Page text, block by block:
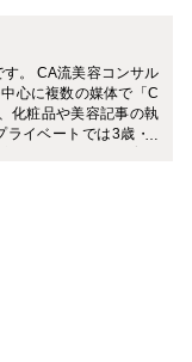
。 CA流美容コンサル
心に複数の媒体で「C
化粧品や美容記事の執
イベートでは3歳・7